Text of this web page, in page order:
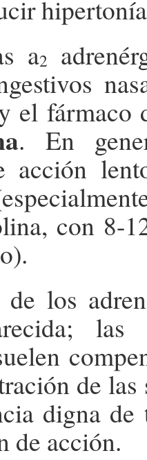
a2
el fármaco
. En
acción
con 8-
los
las
de
digna de
de acción.